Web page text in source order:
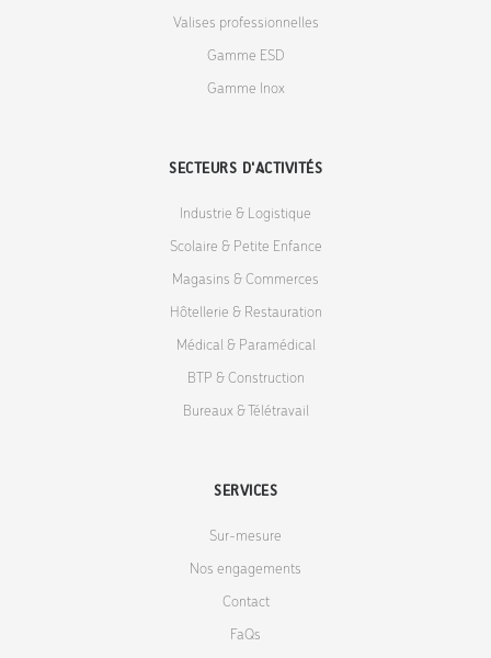
Valises professionnelles
Gamme ESD
Gamme Inox
SECTEURS D'ACTIVITÉS
Industrie & Logistique
Scolaire & Petite Enfance
Magasins & Commerces
Hôtellerie & Restauration
Médical & Paramédical
BTP & Construction
Bureaux & Télétravail
SERVICES
Sur-mesure
Nos engagements
Contact
FaQs